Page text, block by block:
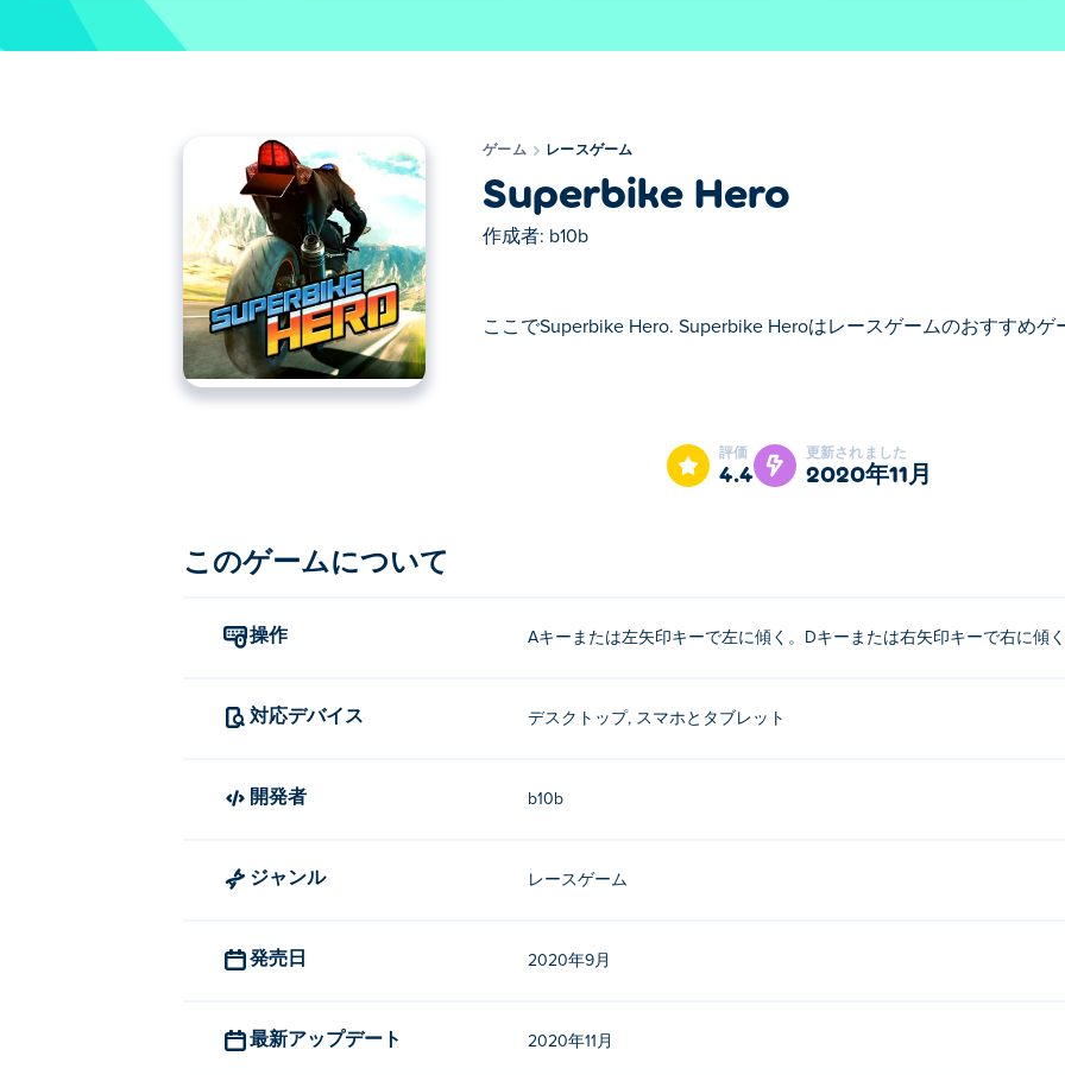
ゲーム レースゲーム
Superbike Hero
作成者: b10b
ここでSuperbike Hero. Superbike Heroはレースゲームのおすすめゲ
ここでSuperbike Hero. Superbike Heroはレースゲームのおすすめゲームです。
評価
4.4
更新されました
2020年11月
このゲームについて
操作 Aキーまたは左矢印キーで左に傾く。Dキーまたは右矢印キーで右に傾く
対応デバイス デスクトップ, スマホとタブレット
開発者 b10b
ジャンル レースゲーム
発売日 2020年9月
最新アップデート 2020年11月